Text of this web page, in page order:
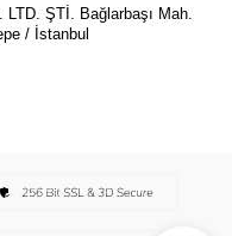
ŞTİ. Bağlarbaşı Mah.
/ İstanbul